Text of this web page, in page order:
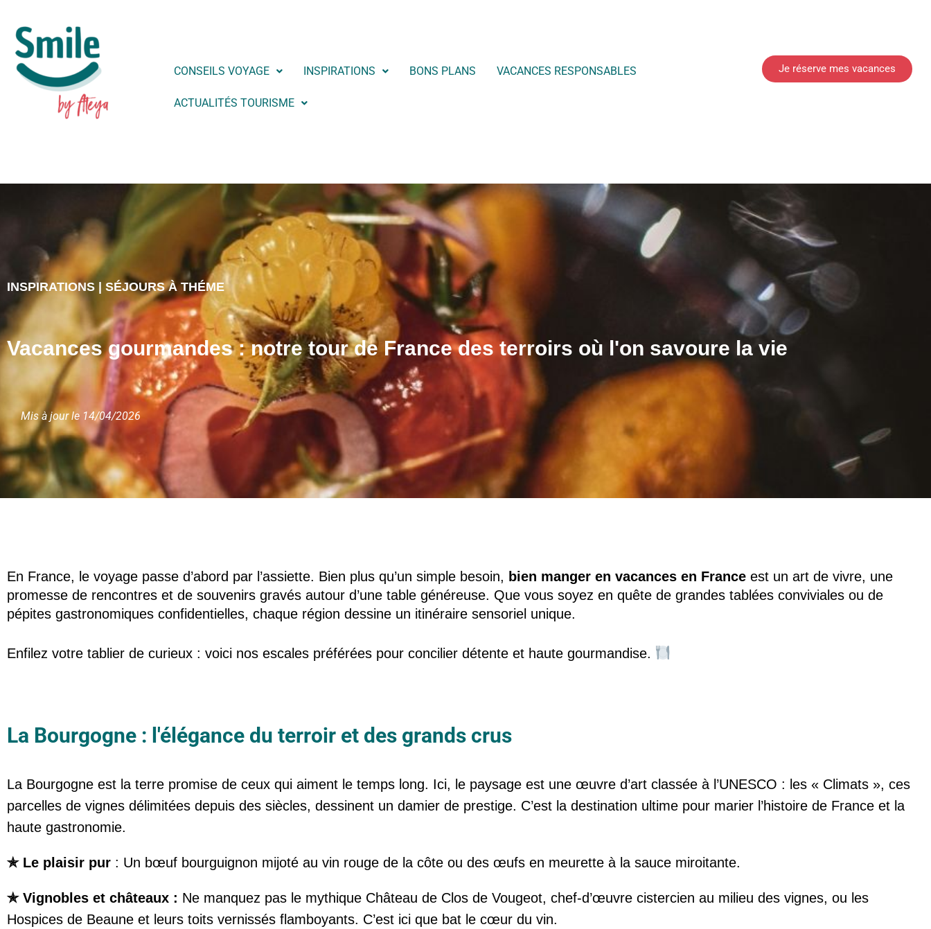
CONSEILS VOYAGE INSPIRATIONS BONS PLANS VACANCES RESPONSABLES
ACTUALITÉS TOURISME
Je réserve mes vacances
INSPIRATIONS | SÉJOURS À THÉME
Vacances gourmandes : notre tour de France des terroirs où l'on savoure la vie
Mis à jour le 14/04/2026
En France, le voyage passe d’abord par l’assiette. Bien plus qu’un simple besoin, bien manger en vacances en France est un art de vivre, une
promesse de rencontres et de souvenirs gravés autour d’une table généreuse. Que vous soyez en quête de grandes tablées conviviales ou de
pépites gastronomiques confidentielles, chaque région dessine un itinéraire sensoriel unique.
Enfilez votre tablier de curieux : voici nos escales préférées pour concilier détente et haute gourmandise.
La Bourgogne : l'élégance du terroir et des grands crus
La Bourgogne est la terre promise de ceux qui aiment le temps long. Ici, le paysage est une œuvre d’art classée à l’UNESCO : les « Climats », ces
parcelles de vignes délimitées depuis des siècles, dessinent un damier de prestige. C’est la destination ultime pour marier l’histoire de France et la
haute gastronomie.
✯ Le plaisir pur : Un bœuf bourguignon mijoté au vin rouge de la côte ou des œufs en meurette à la sauce miroitante.
✯ Vignobles et châteaux : Ne manquez pas le mythique Château de Clos de Vougeot, chef-d’œuvre cistercien au milieu des vignes, ou les
Hospices de Beaune et leurs toits vernissés flamboyants. C’est ici que bat le cœur du vin.